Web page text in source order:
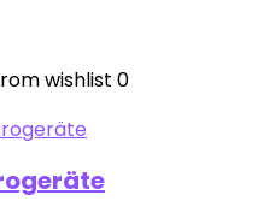
wishlist 0